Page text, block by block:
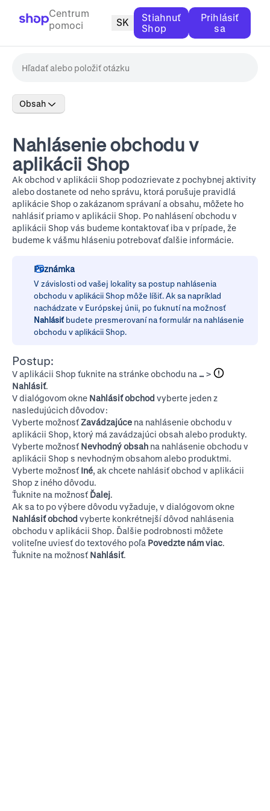
Centrum
pomoci
SK
Stiahnuť
Shop
Prihlásiť
sa
Obsah
Nahlásenie obchodu v
aplikácii Shop
Ak obchod v aplikácii Shop podozrievate z pochybnej aktivity
alebo dostanete od neho správu, ktorá porušuje pravidlá
aplikácie Shop o zakázanom správaní a obsahu, môžete ho
nahlásiť priamo v aplikácii Shop. Po nahlásení obchodu v
aplikácii Shop vás budeme kontaktovať iba v prípade, že
budeme k vášmu hláseniu potrebovať ďalšie informácie.
Poznámka
V závislosti od vašej lokality sa postup nahlásenia
obchodu v aplikácii Shop môže líšiť. Ak sa napríklad
nachádzate v Európskej únii, po ťuknutí na možnosť
Nahlásiťbudete presmerovaní na formulár na nahlásenie
obchodu v aplikácii Shop.
Postup:
V aplikácii Shop ťuknite na stránke obchodu na …>
Nahlásiť.
V dialógovom okne Nahlásiť obchod vyberte jeden z
nasledujúcich dôvodov:
Vyberte možnosťZavádzajúce na nahlásenie obchodu v
aplikácii Shop, ktorý má zavádzajúci obsah alebo produkty.
Vyberte možnosť Nevhodný obsah na nahlásenie obchodu v
aplikácii Shop s nevhodným obsahom alebo produktmi.
Vyberte možnosť Iné, ak chcete nahlásiť obchod v aplikácii
Shop z iného dôvodu.
Ťuknite na možnosť Ďalej.
Ak sa to po výbere dôvodu vyžaduje, v dialógovom okne
Nahlásiť obchod vyberte konkrétnejší dôvod nahlásenia
obchodu v aplikácii Shop. Ďalšie podrobnosti môžete
voliteľne uviesť do textového poľa Povedzte nám viac.
Ťuknite na možnosť Nahlásiť.